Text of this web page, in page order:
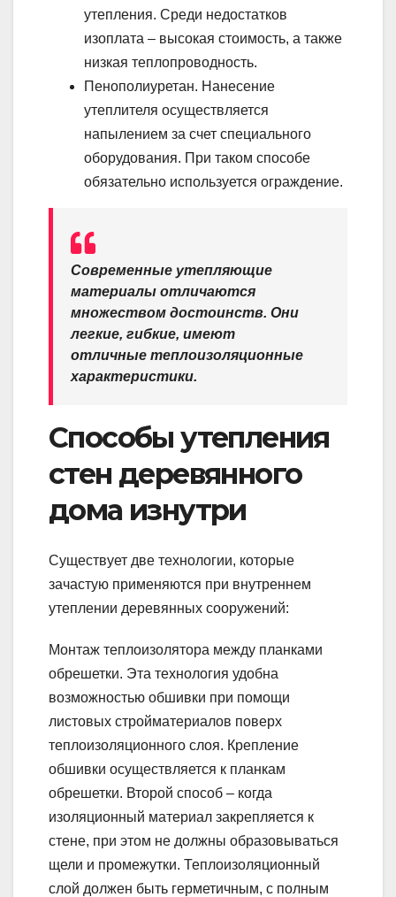
утепления. Среди недостатков
изоплата – высокая стоимость, а также
низкая теплопроводность.
Пенополиуретан. Нанесение
утеплителя осуществляется
напылением за счет специального
оборудования. При таком способе
обязательно используется ограждение.
Современные утепляющие
материалы отличаются
множеством достоинств. Они
легкие, гибкие, имеют
отличные теплоизоляционные
характеристики.
Способы утепления
стен деревянного
дома изнутри
Существует две технологии, которые
зачастую применяются при внутреннем
утеплении деревянных сооружений:
Монтаж теплоизолятора между планками
обрешетки. Эта технология удобна
возможностью обшивки при помощи
листовых стройматериалов поверх
теплоизоляционного слоя. Крепление
обшивки осуществляется к планкам
обрешетки. Второй способ – когда
изоляционный материал закрепляется к
стене, при этом не должны образовываться
щели и промежутки. Теплоизоляционный
слой должен быть герметичным, с полным